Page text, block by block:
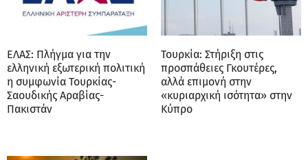
ΕΛΑΣ: Πλήγμα για την
ελληνική εξωτερική πολιτική
η συμφωνία Τουρκίας-
Σαουδικής Αραβίας-
Πακιστάν
Τουρκία: Στήριξη στις
προσπάθειες Γκουτέρες,
αλλά επιμονή στην
«κυριαρχική ισότητα» στην
Κύπρο